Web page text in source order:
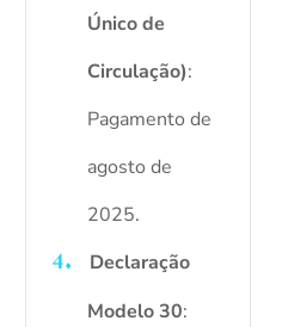
Único de
Circulação):
Pagamento de
agosto de
2025.
Declaração
Modelo 30: